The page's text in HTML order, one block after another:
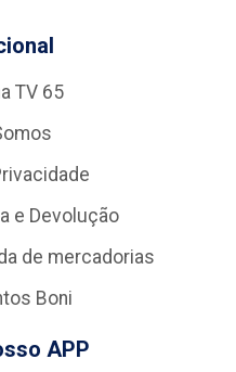
TV 65
e Devolução
de mercadorias
Boni
APP